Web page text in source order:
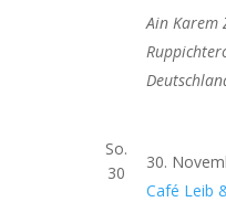
Ain Karem
So.
30
30.
Café Leib